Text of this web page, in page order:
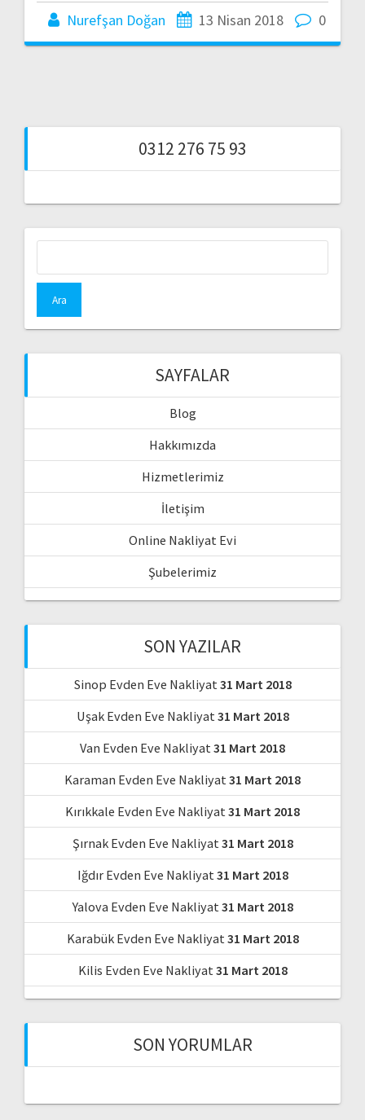
Nurefşan Doğan 13 Nisan 2018 0
0312 276 75 93
SAYFALAR
Blog
Hakkımızda
Hizmetlerimiz
İletişim
Online Nakliyat Evi
Şubelerimiz
SON YAZILAR
Sinop Evden Eve Nakliyat31 Mart 2018
Uşak Evden Eve Nakliyat31 Mart 2018
Van Evden Eve Nakliyat31 Mart 2018
Karaman Evden Eve Nakliyat31 Mart 2018
Kırıkkale Evden Eve Nakliyat31 Mart 2018
Şırnak Evden Eve Nakliyat31 Mart 2018
Iğdır Evden Eve Nakliyat31 Mart 2018
Yalova Evden Eve Nakliyat31 Mart 2018
Karabük Evden Eve Nakliyat31 Mart 2018
Kilis Evden Eve Nakliyat31 Mart 2018
SON YORUMLAR